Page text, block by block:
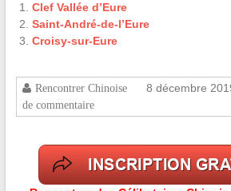
Clef Vallée d’Eure
Saint-André-de-l’Eure
Croisy-sur-Eure
Rencontrer Chinoise 8 décembre
de commentaire